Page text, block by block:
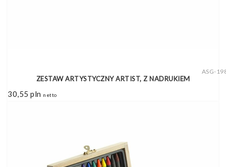
ASG-
ZESTAW ARTYSTYCZNY ARTIST, Z NADRUKIEM
30,55 pln netto